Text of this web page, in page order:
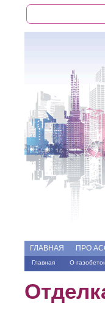
Форма поиска
Поиск
ГЛАВНАЯ ПРО
Вы здесь
Главная О